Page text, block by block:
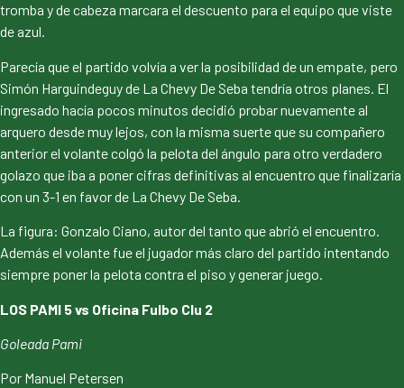
tromba y de cabeza marcara el descuento para el equipo que viste
de azul.
Parecía que el partido volvía a ver la posibilidad de un empate, pero
Simón Harguindeguy de La Chevy De Seba tendría otros planes. El
ingresado hacía pocos minutos decidió probar nuevamente al
arquero desde muy lejos, con la misma suerte que su compañero
anterior el volante colgó la pelota del ángulo para otro verdadero
golazo que iba a poner cifras definitivas al encuentro que finalizaría
con un 3-1 en favor de La Chevy De Seba.
La figura: Gonzalo Ciano, autor del tanto que abrió el encuentro.
Además el volante fue el jugador más claro del partido intentando
siempre poner la pelota contra el piso y generar juego.
LOS PAMI 5 vs Oficina Fulbo Clu 2
Goleada Pami
Por Manuel Petersen